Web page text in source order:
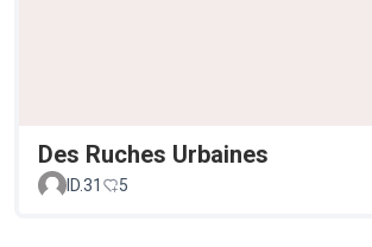
Des Ruches Urbaines
ID.31
5